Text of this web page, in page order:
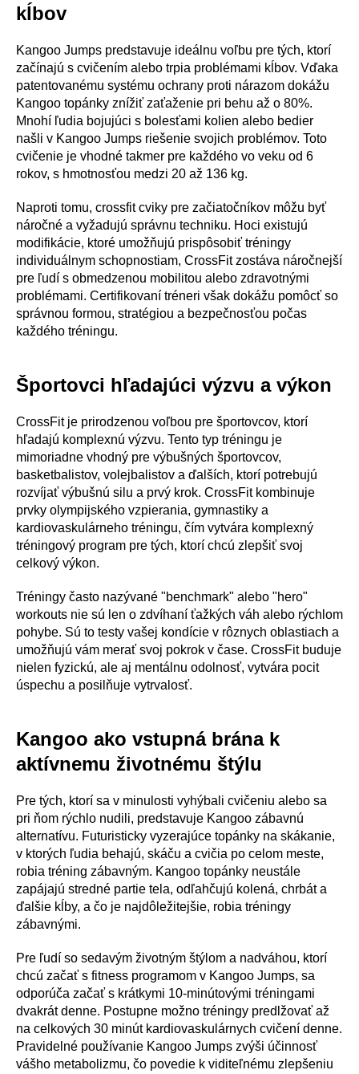
kĺbov
Kangoo Jumps predstavuje ideálnu voľbu pre tých, ktorí
začínajú s cvičením alebo trpia problémami kĺbov. Vďaka
patentovanému systému ochrany proti nárazom dokážu
Kangoo topánky znížiť zaťaženie pri behu až o 80%.
Mnohí ľudia bojujúci s bolesťami kolien alebo bedier
našli v Kangoo Jumps riešenie svojich problémov. Toto
cvičenie je vhodné takmer pre každého vo veku od 6
rokov, s hmotnosťou medzi 20 až 136 kg.
Naproti tomu, crossfit cviky pre začiatočníkov môžu byť
náročné a vyžadujú správnu techniku. Hoci existujú
modifikácie, ktoré umožňujú prispôsobiť tréningy
individuálnym schopnostiam, CrossFit zostáva náročnejší
pre ľudí s obmedzenou mobilitou alebo zdravotnými
problémami. Certifikovaní tréneri však dokážu pomôcť so
správnou formou, stratégiou a bezpečnosťou počas
každého tréningu.
Športovci hľadajúci výzvu a výkon
CrossFit je prirodzenou voľbou pre športovcov, ktorí
hľadajú komplexnú výzvu. Tento typ tréningu je
mimoriadne vhodný pre výbušných športovcov,
basketbalistov, volejbalistov a ďalších, ktorí potrebujú
rozvíjať výbušnú silu a prvý krok. CrossFit kombinuje
prvky olympijského vzpierania, gymnastiky a
kardiovaskulárneho tréningu, čím vytvára komplexný
tréningový program pre tých, ktorí chcú zlepšiť svoj
celkový výkon.
Tréningy často nazývané "benchmark" alebo "hero"
workouts nie sú len o zdvíhaní ťažkých váh alebo rýchlom
pohybe. Sú to testy vašej kondície v rôznych oblastiach a
umožňujú vám merať svoj pokrok v čase. CrossFit buduje
nielen fyzickú, ale aj mentálnu odolnosť, vytvára pocit
úspechu a posilňuje vytrvalosť.
Kangoo ako vstupná brána k
aktívnemu životnému štýlu
Pre tých, ktorí sa v minulosti vyhýbali cvičeniu alebo sa
pri ňom rýchlo nudili, predstavuje Kangoo zábavnú
alternatívu. Futuristicky vyzerajúce topánky na skákanie,
v ktorých ľudia behajú, skáču a cvičia po celom meste,
robia tréning zábavným. Kangoo topánky neustále
zapájajú stredné partie tela, odľahčujú kolená, chrbát a
ďalšie kĺby, a čo je najdôležitejšie, robia tréningy
zábavnými.
Pre ľudí so sedavým životným štýlom a nadváhou, ktorí
chcú začať s fitness programom v Kangoo Jumps, sa
odporúča začať s krátkymi 10-minútovými tréningami
dvakrát denne. Postupne možno tréningy predlžovať až
na celkových 30 minút kardiovaskulárnych cvičení denne.
Pravidelné používanie Kangoo Jumps zvýši účinnosť
vášho metabolizmu, čo povedie k viditeľnému zlepšeniu